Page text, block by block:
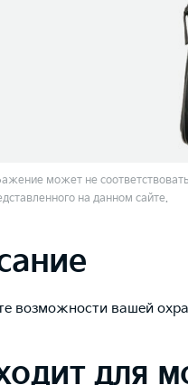
может не
на данном сайте.
возможности вашей
для